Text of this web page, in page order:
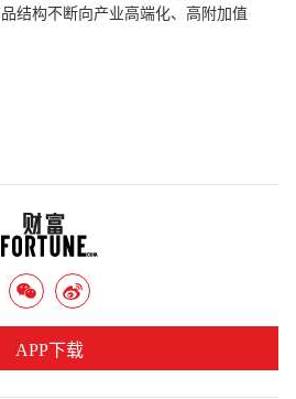
结构不断向产业高端化、高附加值
APP下载